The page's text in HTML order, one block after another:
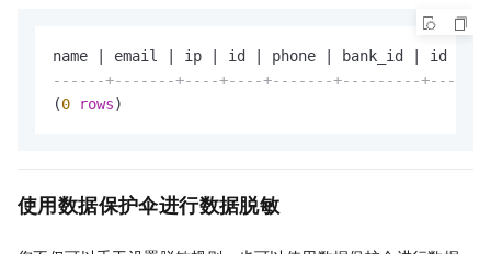
name email ip id phone bank_id
------+-------+----+----+-------+---------+----
(0 rows)
使用数据保护伞进行数据脱敏